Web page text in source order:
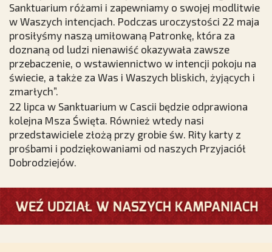
Sanktuarium różami i zapewniamy o swojej modlitwie
w Waszych intencjach. Podczas uroczystości 22 maja
prosiłyśmy naszą umiłowaną Patronkę, która za
doznaną od ludzi nienawiść okazywała zawsze
przebaczenie, o wstawiennictwo w intencji pokoju na
świecie, a także za Was i Waszych bliskich, żyjących i
zmarłych”.
22 lipca w Sanktuarium w Cascii będzie odprawiona
kolejna Msza Święta. Również wtedy nasi
przedstawiciele złożą przy grobie św. Rity karty z
prośbami i podziękowaniami od naszych Przyjaciół
Dobrodziejów.